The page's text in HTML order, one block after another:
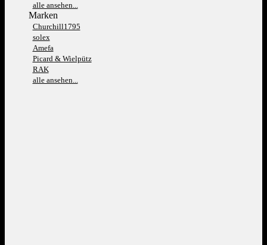
alle ansehen...
Marken
Churchill1795
solex
Amefa
Picard & Wielpütz
RAK
alle ansehen...